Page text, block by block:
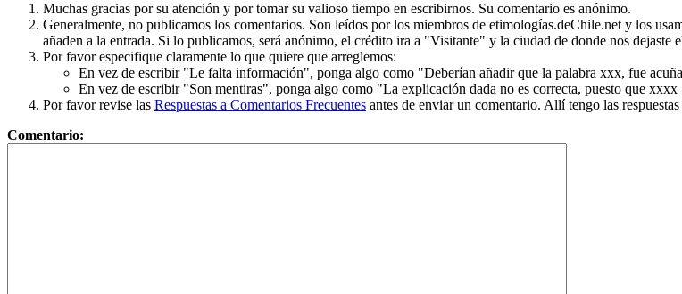
Muchas gracias por su atención y por tomar su valioso tiempo en escribirnos. Su comentario es anónimo.
Generalmente, no publicamos los comentarios. Son leídos por los miembros de etimologías.deChile.net y los
añaden a la entrada. Si lo publicamos, será anónimo, el crédito ira a "Visitante" y la ciudad de donde nos dejaste
Por favor especifique claramente lo que quiere que arreglemos:
En vez de escribir "Le falta información", ponga algo como "Deberían añadir que la palabra xxx, fue
En vez de escribir "Son mentiras", ponga algo como "La explicación dada no es correcta, puesto que
Por favor revise las Respuestas a Comentarios Frecuentes antes de enviar un comentario. Allí tengo las
Comentario: